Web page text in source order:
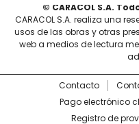
© CARACOL S.A.
CARACOL S.A. realiza una
usos de las obras y otras
web a medios de lectura
Contacto
Pago electrónico
Registro de